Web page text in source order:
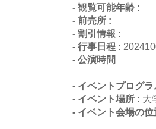
- 観覧可能年齢 :
- 前売所 :
- 割引情報 :
- 行事日程 :
- 公演時間
- イベントプログラ
- イベント場所 : 大
- イベント会場の位